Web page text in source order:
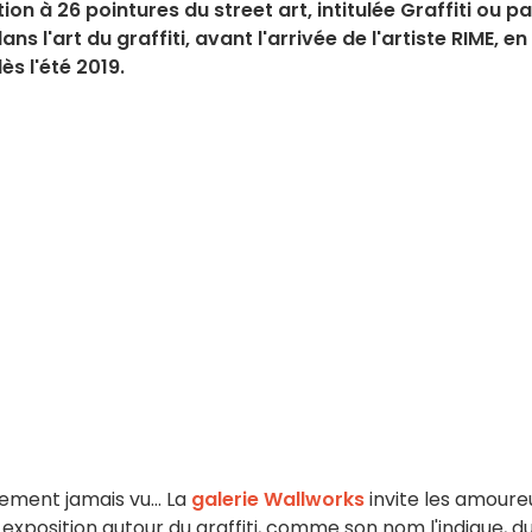
à 26 pointures du street art, intitulée Graffiti ou
l'art du graffiti, avant l'arrivée de l'artiste RIME, en
l'été 2019.
jamais vu... La galerie Wallworksinvite les